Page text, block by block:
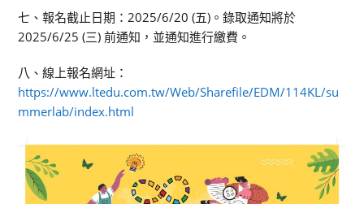
七、報名截止日期：2025/6/20 (五)。錄取通知將於
2025/6/25 (三) 前通知，並通知進行繳費。
八、線上報名網址：
https://www.ltedu.com.tw/Web/Sharefile/EDM/114KL/su
mmerlab/index.html